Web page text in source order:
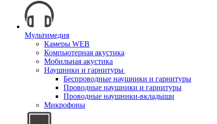
Мультимедия
Камеры WEB
Компьютерная акустика
Мобильная акустика
Наушники и гарнитуры
Беспроводные наушники и гарнитуры
Проводные наушники и гарнитуры
Проводные наушники-вкладыши
Микрофоны